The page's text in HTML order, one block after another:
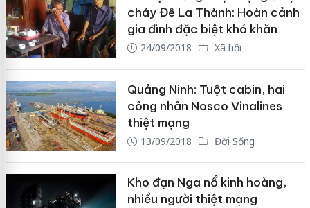
cháy Đê La Thành: Hoàn cảnh
gia đình đặc biệt khó khăn
24/09/2018 Xã hội
Quảng Ninh: Tuột cabin, hai
công nhân Nosco Vinalines
thiệt mạng
13/09/2018 Đời Sống
Kho đạn Nga nổ kinh hoàng,
nhiều người thiệt mạng